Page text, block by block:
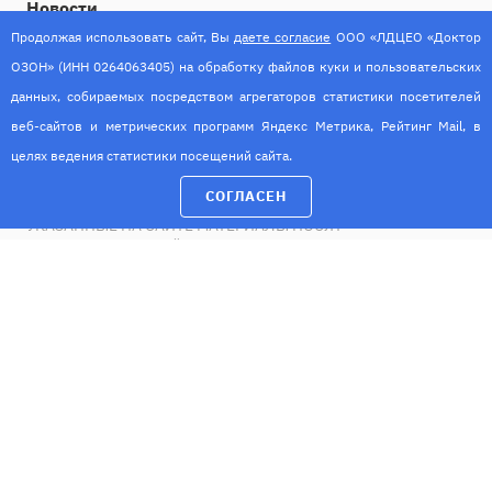
Новости
Контакты
© 2026 Лечебно-диагностический центр естественного
оздоровления "Доктор ОЗОН"
УКАЗАННЫЕ НА САЙТЕ МАТЕРИАЛЫ НОСЯТ
Продолжая использовать сайт, Вы даете согласие ООО «ЛДЦЕО «Доктор
ОЗОН» (ИНН 0264063405) на обработку файлов куки и пользовательских
данных, собираемых посредством агрегаторов статистики посетителей
веб-сайтов и метрических программ Яндекс Метрика, Рейтинг Mail, в
целях ведения статистики посещений сайта.
СОГЛАСЕН
ИМЕЮТСЯ ПРОТИВОПОКАЗАНИЯ. НЕОБХОДИМА
КОНСУЛЬТАЦИЯ СПЕЦИАЛИСТА